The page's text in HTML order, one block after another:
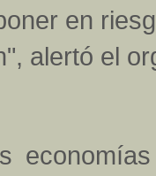
en
alertó el